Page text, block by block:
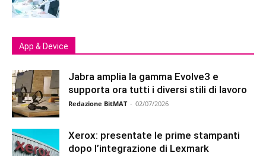
App & Device
Jabra amplia la gamma Evolve3 e
supporta ora tutti i diversi stili di lavoro
Redazione BitMAT - 02/07/2026
Xerox: presentate le prime stampanti
dopo l’integrazione di Lexmark